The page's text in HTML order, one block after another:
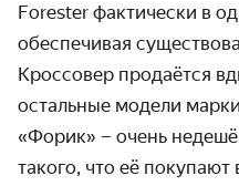
Forester фактически в
обеспечивая
Кроссовер продаётся
остальные модели
«Форик» – очень
такого, что её